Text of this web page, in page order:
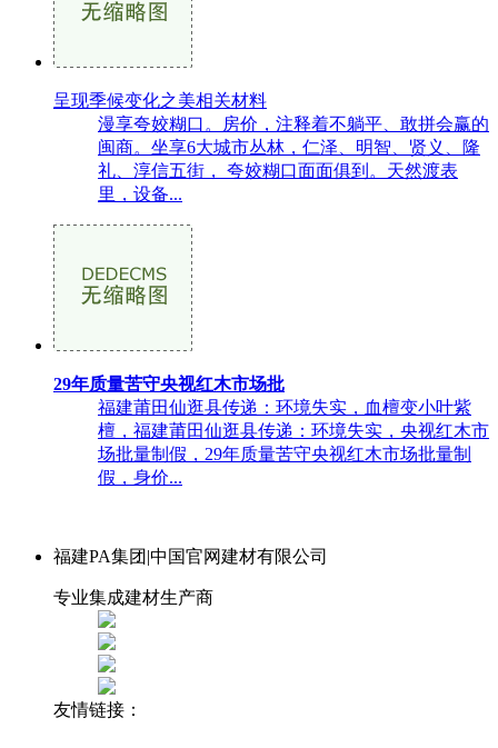
呈现季候变化之美相关材料
漫享夸姣糊口。房价，注释着不躺平、敢拼会赢的
闽商。坐享6大城市丛林，仁泽、明智、贤义、隆
礼、淳信五街， 夸姣糊口面面俱到。天然渡表
里，设备...
29年质量苦守央视红木市场批
福建莆田仙逛县传递：环境失实，血檀变小叶紫
檀，福建莆田仙逛县传递：环境失实，央视红木市
场批量制假，29年质量苦守央视红木市场批量制
假，身价...
福建PA集团|中国官网建材有限公司
专业集成建材生产商
友情链接：